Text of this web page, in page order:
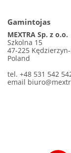
Gamintojas
MEXTRA Sp. z o.o.
Szkolna 15
47-225
Poland
tel. +48 531 542
email